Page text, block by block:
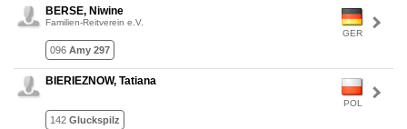
GER
BERSE, Niwine
Familien-Reitverein e.V.
096 Amy 297
POL
BIERIEZNOW, Tatiana
142 Gluckspilz